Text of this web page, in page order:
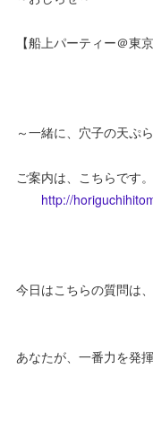
【船上パーティー＠東
～一緒に、穴子の天ぷ
ご案内は、こちらです。
http://
今日はこちらの質問は
あなたが、一番力を発